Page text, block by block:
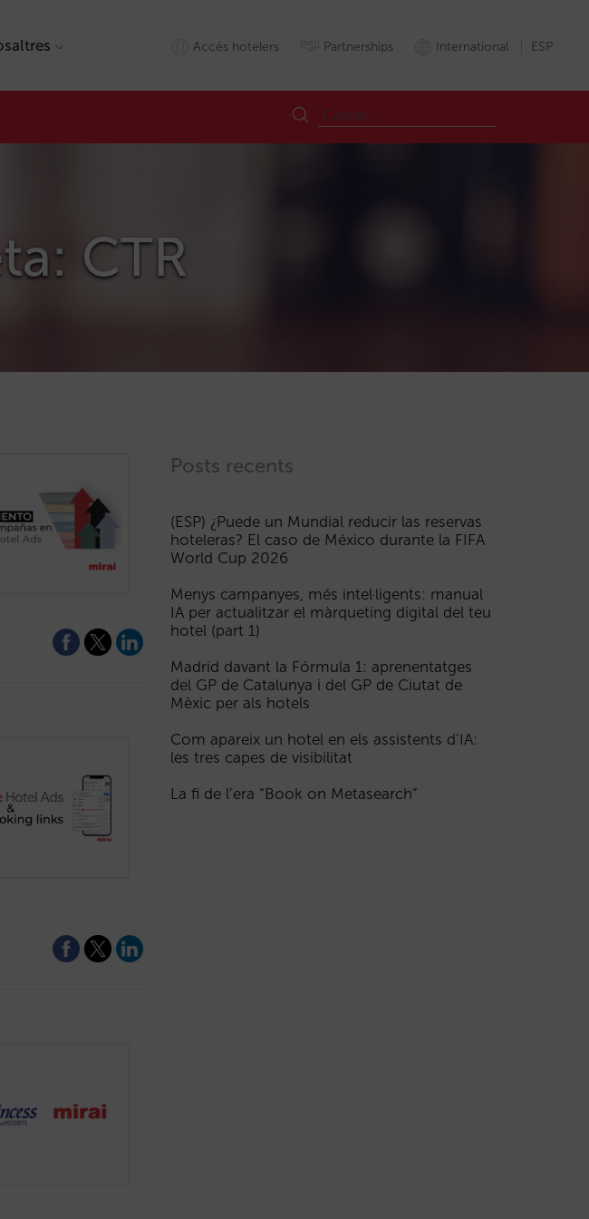
Accés hotelers Partnerships International ESP
CTR
Posts recents
(ESP) ¿Puede un Mundial reducir las reservas
hoteleras? El caso de México durante la FIFA
World Cup 2026
Menys campanyes, més intel·ligents: manual
IA per actualitzar el màrqueting digital del teu
hotel (part 1)
Madrid davant la Fórmula 1: aprenentatges
del GP de Catalunya i del GP de Ciutat de
Mèxic per als hotels
Com apareix un hotel en els assistents d’IA:
les tres capes de visibilitat
La fi de l’era “Book on Metasearch”